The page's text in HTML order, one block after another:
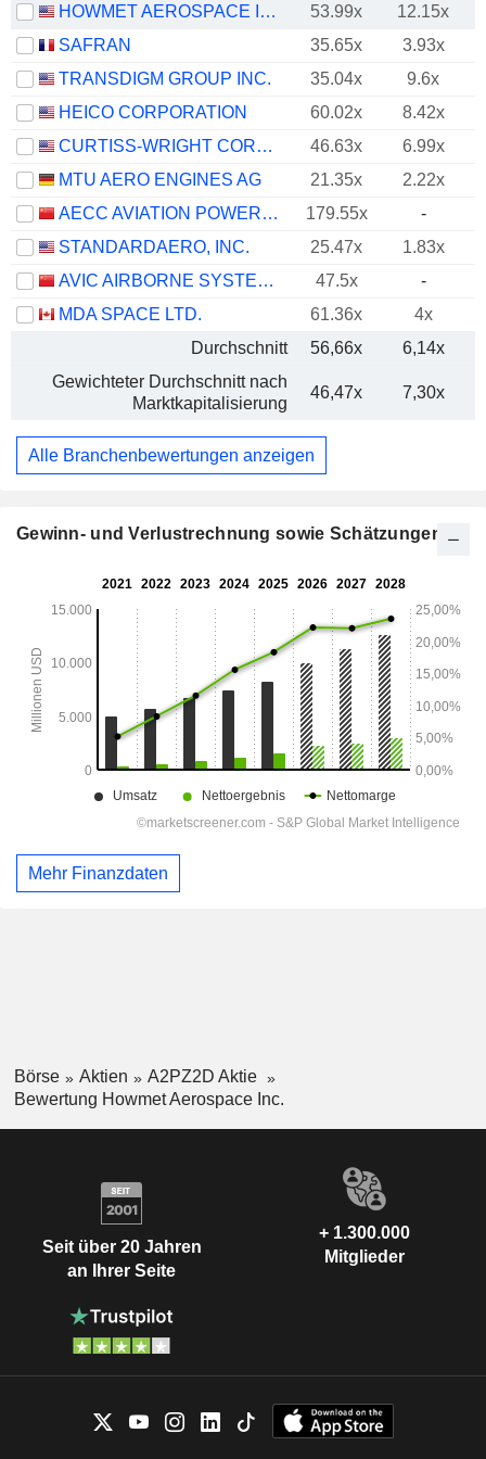
HOWMET AEROSPACE INC. 53.99x 12.15x
SAFRAN
35.65x
3.93x
TRANSDIGM GROUP INC.
35.04x 9.6x
HEICO CORPORATION
60.02x
8.42x
CURTISS-WRIGHT CORPORATION
46.63x 6.99x
MTU AERO ENGINES AG
21.35x 2.22x
AECC AVIATION POWER CO.,LTD
179.55x
-
STANDARDAERO, INC.
25.47x 1.83x
AVIC AIRBORNE SYSTEMS CO., LTD.
47.5x
-
MDA SPACE LTD.
61.36x
4x
Durchschnitt
56,66x 6,14x
Gewichteter Durchschnitt nach
Marktkapitalisierung
46,47x 7,30x
Alle Branchenbewertungen anzeigen
Gewinn- und Verlustrechnung sowie Schätzungen
Mehr Finanzdaten
Börse Aktien
A2PZ2D Aktie
Bewertung Howmet Aerospace Inc.
Seit über 20 Jahren
an Ihrer Seite
+ 1.300.000
Mitglieder